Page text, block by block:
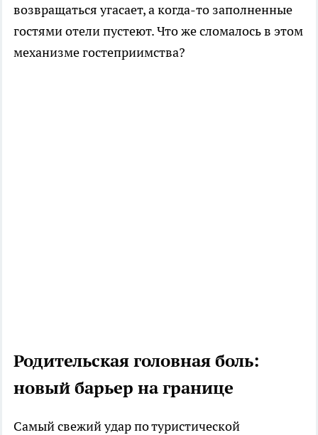
возвращаться угасает, а когда-то заполненные
гостями отели пустеют. Что же сломалось в этом
механизме гостеприимства?
Родительская головная боль:
новый барьер на границе
Самый свежий удар по туристической